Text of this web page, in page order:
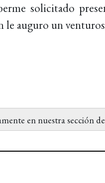
solicitado
auguro un
en nuestra sección